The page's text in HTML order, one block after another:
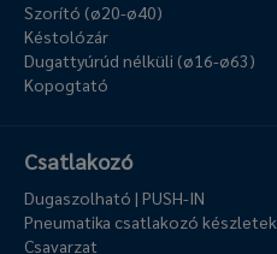
Szorító (ø20-ø40)
Késtolózár
Dugattyúrúd nélküli (ø16-ø63)
Kopogtató
Csatlakozó
Dugaszolható | PUSH-IN
Pneumatika csatlakozó készletek
Csavarzat